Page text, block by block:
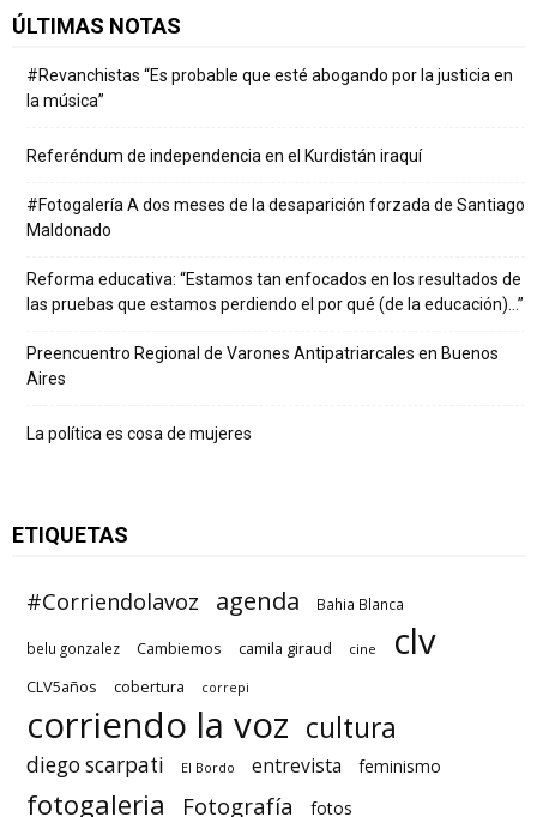
ÚLTIMAS NOTAS
#Revanchistas “Es probable que esté abogando por la justicia en
la música”
Referéndum de independencia en el Kurdistán iraquí
#Fotogalería A dos meses de la desaparición forzada de Santiago
Maldonado
Reforma educativa: “Estamos tan enfocados en los resultados de
las pruebas que estamos perdiendo el por qué (de la educación)…”
Preencuentro Regional de Varones Antipatriarcales en Buenos
Aires
La política es cosa de mujeres
ETIQUETAS
#Corriendolavoz agenda Bahia Blanca
belu gonzalez Cambiemos camila giraud cine clv
CLV5años cobertura correpi
corriendo la voz cultura
diego scarpati El Bordo entrevista feminismo
fotogaleria Fotografía fotos